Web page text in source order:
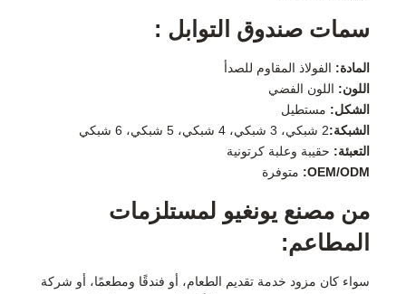
سمات صندوق التوابل :
المادة: الفولاذ المقاوم للصدأ
اللون: اللون الفضي
الشكل: مستطيل
الشبكة:2 شبكي، 3 شبكي، 4 شبكي، 5 شبكي، 6 شبكي
التعبئة: حقيبة وعلبة كرتونية
OEM/ODM:
متوفرة
من مصنع يونغيو لمستلزمات
المطاعم:
سواء كان مزود خدمة تقديم الطعام، أو فندقًا ومطعمًا، أو شركة